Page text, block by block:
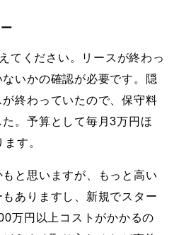
てください。リースが終わっ
いかの確認が必要です。隠
終わっていたので、保守料
。予算として毎月3万円ほ
す。
と思いますが、もっと高い
ありますし、新規でスター
万円以上コストがかかるの